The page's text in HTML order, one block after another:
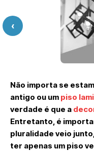
‹
Não importa se
antigo ou um piso
verdade é que a
Entretanto, é
pluralidade veio
ter apenas um piso